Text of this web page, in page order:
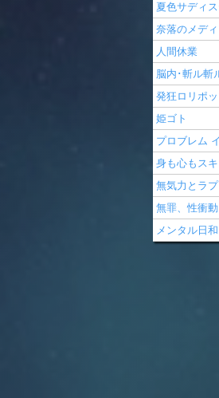
夏色サディ
奈落のメデ
人間休業
脳内･斬ル斬
発狂ロリポ
姫ゴト
プロブレム
身も心もス
無気力とラ
無罪、性衝動
メンタル日和